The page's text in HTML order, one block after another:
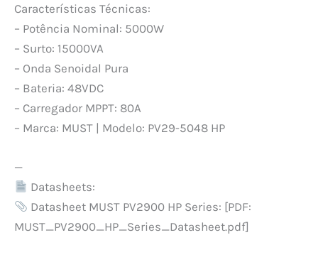
Características Técnicas:
– Potência Nominal: 5000W
– Surto: 15000VA
– Onda Senoidal Pura
– Bateria: 48VDC
– Carregador MPPT: 80A
– Marca: MUST | Modelo: PV29-5048 HP
—
Datasheets:
Datasheet MUST PV2900 HP Series: [PDF:
MUST_PV2900_HP_Series_Datasheet.pdf]